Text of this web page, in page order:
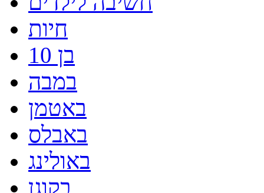
חיות
בן 10
במבה
באטמן
באבלס
באולינג
בקוגן